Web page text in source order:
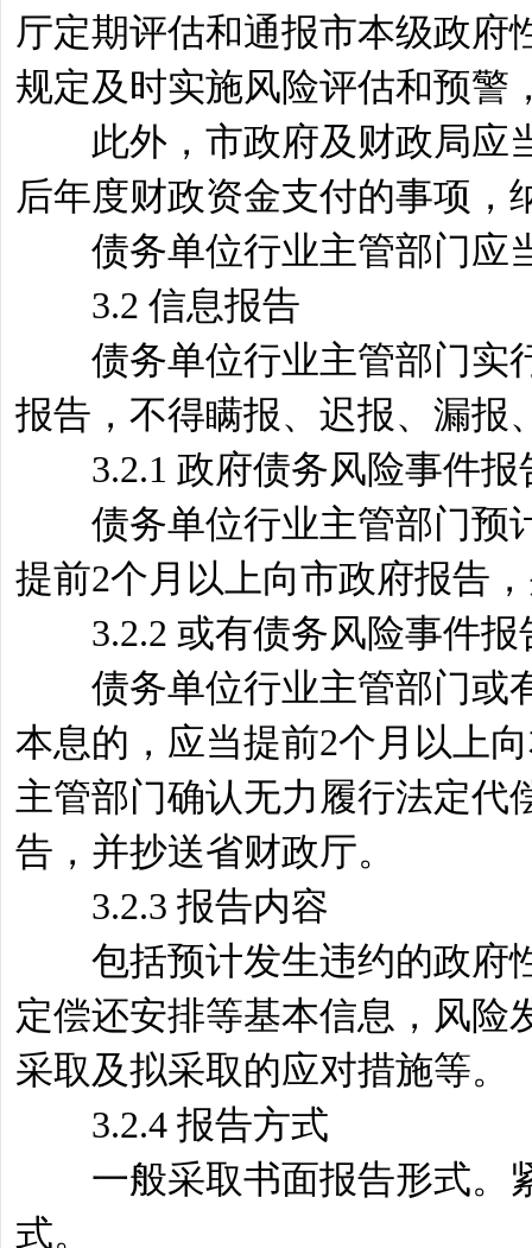
厅定期评估和通报市本级政府
规定及时实施风险评估和预警
此外，市政府及财政局应当
后年度财政资金支付的事项，
债务单位行业主管部门应
3.2 信息报告
债务单位行业主管部门实行
报告，不得瞒报、迟报、漏报
3.2.1 政府债务风险事件报
债务单位行业主管部门预计
提前2个月以上向市政府报告
3.2.2 或有债务风险事件报
债务单位行业主管部门或有
本息的，应当提前2个月以上
主管部门确认无力履行法定代
告，并抄送省财政厅。
3.2.3 报告内容
包括预计发生违约的政府性
定偿还安排等基本信息，风险
采取及拟采取的应对措施等。
3.2.4 报告方式
一般采取书面报告形式。紧
式。